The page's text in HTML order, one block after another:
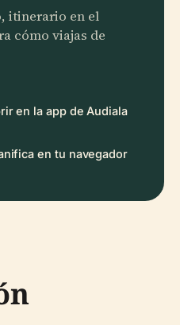
itinerario en el
cómo viajas de
en la app de Audiala
en tu navegador